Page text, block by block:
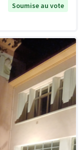
Soumise au vote